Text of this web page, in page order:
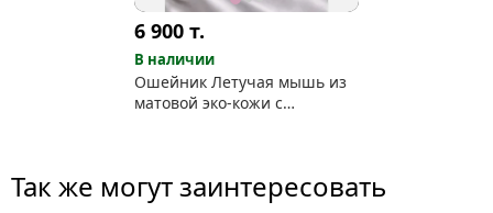
6 900 т.
В наличии
Ошейник Летучая мышь из
матовой эко-кожи с
Так же могут заинтересовать